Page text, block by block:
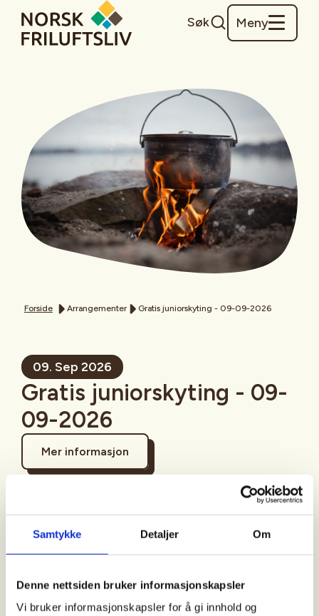
Samtykke Detaljer Om
Denne nettsiden bruker informasjonskapsler
Vi bruker informasjonskapsler for å gi innhold og
Søk Meny
Forside Arrangementer Gratis juniorskyting - 09-09-2026
09. Sep 2026
Gratis juniorskyting - 09-
09-2026
Mer informasjon
Sted